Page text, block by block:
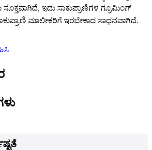
ಇದು ಸಾಕುಪ್ರಾಣಿಗಳ ಗ್ರೂಮಿಂಗ್
ಮಾಲೀಕರಿಗೆ ಇರಬೇಕಾದ ಸಾಧನವಾಗಿದೆ.